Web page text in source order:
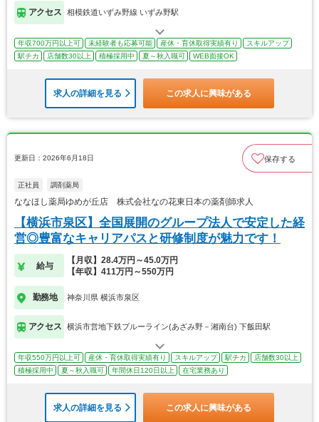
アクセス 相模鉄道いずみ野線 いずみ野駅
年収700万円以上可 未経験者も応募可能 産休・育休取得実績有り
スキルアップ
駅チカ
店舗数30以上 積極採用中 夏～秋入職可 WEB面接OK
求人の詳細を見る この求人に興味がある
更新日：2026年6月18日 保存する
正社員 調剤薬局
ななほし薬局ゆめが丘店 株式会社なの花東日本の薬剤師求人
【横浜市泉区】全国展開のグループ法人で安定した経
営◎豊富なキャリアパスと研修制度が魅力です！
給与
【月収】28.4万円～45.0万円
【年収】411万円～550万円
勤務地 神奈川県 横浜市泉区
アクセス 横浜市営地下鉄ブルーライン(あざみ野－湘南台) 下飯田駅
年収550万円以上可 産休・育休取得実績有り スキルアップ 駅チカ
店舗数30以上
積極採用中
夏～秋入職可 年間休日120日以上 在宅業務あり
求人の詳細を見る この求人に興味がある